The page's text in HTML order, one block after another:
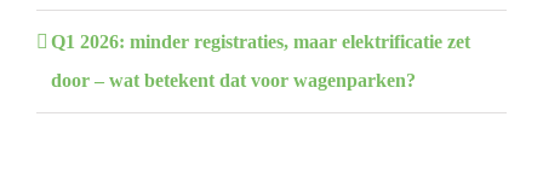
Q1 2026: minder registraties, maar elektrificatie zet
door – wat betekent dat voor wagenparken?